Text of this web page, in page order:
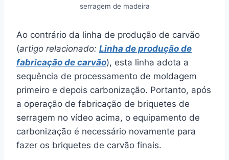
serragem de madeira
Ao contrário da linha de produção de carvão
(artigo relacionado: Linha de produção de
fabricação de carvão), esta linha adota a
sequência de processamento de moldagem
primeiro e depois carbonização. Portanto, após
a operação de fabricação de briquetes de
serragem no vídeo acima, o equipamento de
carbonização é necessário novamente para
fazer os briquetes de carvão finais.